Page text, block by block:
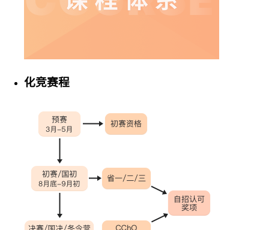
化竞赛程